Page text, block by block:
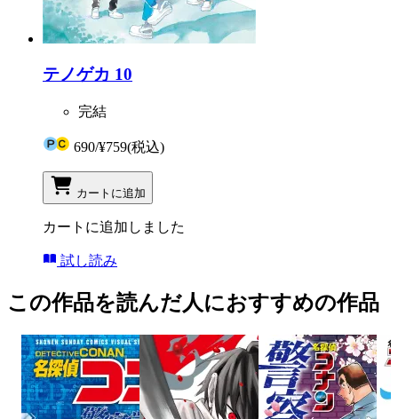
テノゲカ 10
完結
690/¥759(税込)
カートに追加
カートに追加しました
試し読み
この作品を読んだ人におすすめの作品